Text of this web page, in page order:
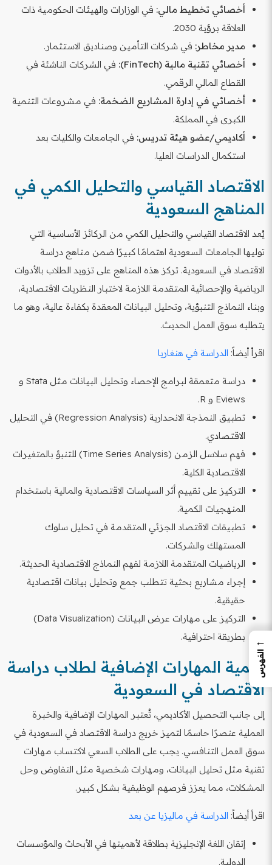
أخصائي تخطيط مالي: في الوزارات والهيئات الحكومية ذات
العلاقة برؤية 2030.
مدير مخاطر: في شركات التأمين وصناديق الاستثمار.
أخصائي تقنية مالية (FinTech):
في الشركات الناشئة في
القطاع المالي الرقمي.
أخصائي في إدارة المشاريع الضخمة: في مشروعات التنمية
الكبرى في المملكة.
أكاديمي/عضو هيئة تدريس: في الجامعات والكليات بعد
استكمال الدراسات العليا.
الاقتصاد القياسي والتحليل الكمي في
المناهج السعودية
يُعد الاقتصاد القياسي والتحليل الكمي من الركائز الأساسية التي
توليها الجامعات السعودية اهتمامًا كبيرًا ضمن مناهج دراسة
الاقتصاد في السعودية. تركز هذه المناهج على تزويد الطلاب بالأدوات
الرياضية والإحصائية المتقدمة اللازمة لاختبار النظريات الاقتصادية،
وبناء النماذج التنبؤية، وتحليل البيانات المعقدة بكفاءة عالية، وهو ما
يتطلبه سوق العمل الحديث.
اقرأ أيضاً: الدراسة في هنغاريا
دراسة متعمقة لبرامج الإحصاء وتحليل البيانات مثل Stata و
Eviews و R.
تطبيق النمذجة الانحدارية (Regression Analysis) في التحليل
الاقتصادي.
فهم سلاسل الزمن (Time Series Analysis) للتنبؤ بالمتغيرات
الاقتصادية الكلية.
التركيز على تقييم أثر السياسات الاقتصادية والمالية باستخدام
المنهجيات الكمية.
تطبيقات الاقتصاد الجزئي المتقدمة في تحليل سلوك
المستهلك والشركات.
الرياضيات المتقدمة اللازمة لفهم النماذج الاقتصادية الحديثة.
إجراء مشاريع بحثية تتطلب جمع وتحليل بيانات اقتصادية
حقيقية.
التركيز على مهارات عرض البيانات (Data Visualization)
بطريقة احترافية.
أهمية المهارات الإضافية لطلاب دراسة
الاقتصاد في السعودية
إلى جانب التحصيل الأكاديمي، تُعتبر المهارات الإضافية والخبرة
العملية عنصرًا حاسمًا لتميز خريج دراسة الاقتصاد في السعودية في
سوق العمل التنافسي. يجب على الطلاب السعي لاكتساب مهارات
تقنية مثل تحليل البيانات، ومهارات شخصية مثل التفاوض وحل
المشكلات، مما يعزز فرصهم الوظيفية بشكل كبير.
اقرأ أيضاً: الدراسة في ماليزيا عن بعد
إتقان اللغة الإنجليزية بطلاقة لأهميتها في الأبحاث والمؤسسات
الدولية.
←
الفهرس